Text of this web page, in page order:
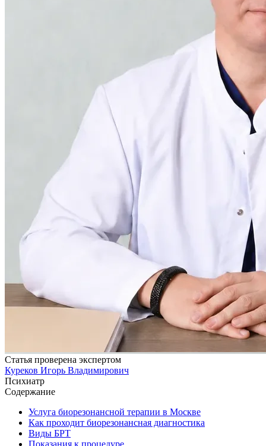
Статья проверена экспертом
Куреков Игорь Владимирович
Психиатр
Содержание
Услуга биорезонансной терапии в Москве
Как проходит биорезонансная диагностика
Виды БРТ
Показания к процедуре